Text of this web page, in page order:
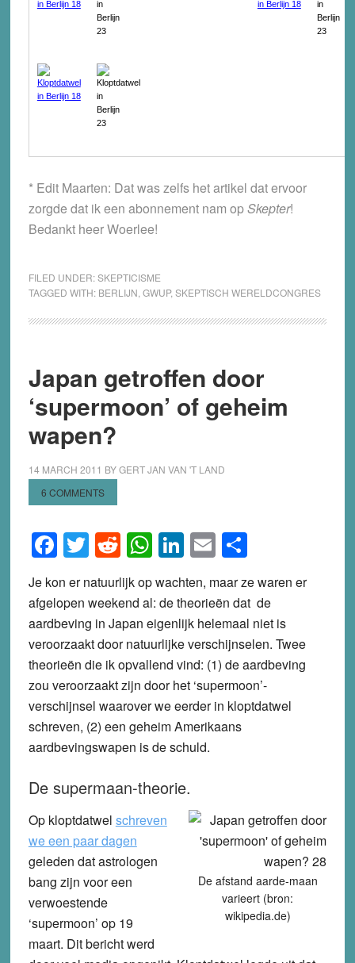
* Edit Maarten: Dat was zelfs het artikel dat ervoor
zorgde dat ik een abonnement nam opSkepter!
Bedankt heer Woerlee!
FILED UNDER:SKEPTICISME
TAGGED WITH: BERLIJN,GWUP,SKEPTISCH WERELDCONGRES
Japan getroffen door
‘supermoon’ of geheim
wapen?
14 MARCH 2011 BYGERT JAN VAN 'T LAND
6 COMMENTS
Facebook
Twitter
Reddit
WhatsApp
LinkedIn
EmailShare
Je kon er natuurlijk op wachten, maar ze waren er
afgelopen weekend al: de theorieën dat de
aardbeving in Japan eigenlijk helemaal niet is
veroorzaakt door natuurlijke verschijnselen. Twee
theorieën die ik opvallend vind: (1) de aardbeving
zou veroorzaakt zijn door het ‘supermoon’-
verschijnsel waarover we eerder in kloptdatwel
schreven, (2) een geheim Amerikaans
aardbevingswapen is de schuld.
De supermaan-theorie.
De afstand aarde-maan
varieert (bron:
wikipedia.de)
Op kloptdatwel schreven
we een paar dagen
geleden dat astrologen
bang zijn voor een
verwoestende
‘supermoon’ op 19
maart. Dit bericht werd